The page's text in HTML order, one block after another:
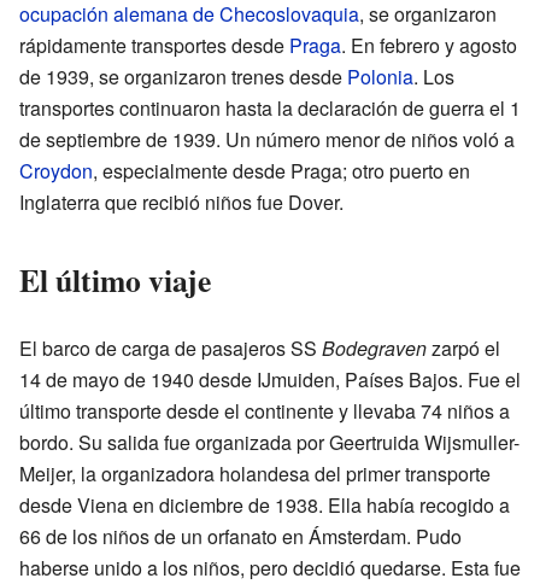
ocupación alemana de Checoslovaquia, se organizaron
rápidamente transportes desde Praga. En febrero y agosto
de 1939, se organizaron trenes desde Polonia. Los
transportes continuaron hasta la declaración de guerra el 1
de septiembre de 1939. Un número menor de niños voló a
Croydon, especialmente desde Praga; otro puerto en
Inglaterra que recibió niños fue Dover.
El último viaje
El barco de carga de pasajeros SS Bodegravenzarpó el
14 de mayo de 1940 desde IJmuiden, Países Bajos. Fue el
último transporte desde el continente y llevaba 74 niños a
bordo. Su salida fue organizada por Geertruida Wijsmuller-
Meijer, la organizadora holandesa del primer transporte
desde Viena en diciembre de 1938. Ella había recogido a
66 de los niños de un orfanato en Ámsterdam. Pudo
haberse unido a los niños, pero decidió quedarse. Esta fue